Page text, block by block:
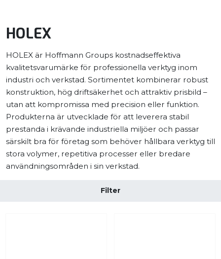
HOLEX
HOLEX är Hoffmann Groups kostnadseffektiva
kvalitetsvarumärke för professionella verktyg inom
industri och verkstad. Sortimentet kombinerar robust
konstruktion, hög driftsäkerhet och attraktiv prisbild –
utan att kompromissa med precision eller funktion.
Produkterna är utvecklade för att leverera stabil
prestanda i krävande industriella miljöer och passar
särskilt bra för företag som behöver hållbara verktyg till
stora volymer, repetitiva processer eller bredare
användningsområden i sin verkstad.
Filter